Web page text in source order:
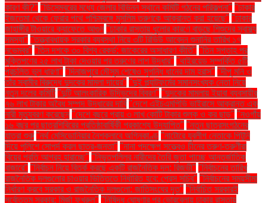
কারণ কী?" "ডিসেম্বরের মধ্যে জেলার বিভিন্ন স্থানে কমিটি গঠনের পরিকল্পনা" "ঢাকার
ইজতেমা থেকে ফেরার পথে পশ্চিমবঙ্গে মুসলিম তরুণকে আক্রান্ত করা হয়েছে" "ঢাকার
জাহাঙ্গীর টাওয়ারে ক্যাফেতে আগুন "ঢাকার রাস্তায় ধুলোর কারণে বাড়ছে শিশুদের স্বাস্থ্য
সমস্যা" "তত্ত্বাবধায়ক সরকার ব্যবস্থা নিয়ে ৩টি রিভিউ আবেদন শুনানির তারিখ ১৭
নভেম্বর" "তিন দশকে ৩০ বিশ্ব রেকর্ড: জাকেরের অসাধারণ কীর্তি" "তিন সপ্তাহ পর
মুক্তিপণের ২৫ লাখ টাকা দেওয়ার পর তরুণের লাশ উদ্ধার" "থাইরয়েড সম্পর্কিত ৫টি
প্রচলিত ভুল ধারণা" "দিনাজপুরে মৌসুম শেষেও সুগন্ধি ধানের দাম হ্রাস" "দীপু মনি ও
তাঁর স্বামীর বিরুদ্ধে দুদকের মামলা দায়ের" "দুই প্ল্যাটফর্মের সমানসংখ্যক নেতা নিয়ে
নতুন দলের কমিটি "দুটি আলংকারিক উদ্ভিদের বিবরণ" "দুদকের মামলায় ইয়াবা ব্যবসায়ীর
৭৬ লাখ টাকার অবৈধ সম্পদ উদ্ধারের দাবি "দেশে এইচএমপিভি ভাইরাসে আক্রান্ত এক
নারী মৃত্যুবরণ করেছেন "দেশে বছরে প্রায় ৩ লাখ কোটি টাকার শুল্ক ও কর ছাড়" "নওগাঁয়
১৬ বছর পর ছাত্রশিবিরের প্রতিষ্ঠাবার্ষিকী প্রকাশ্যে উদযাপিত" "নতুন ছাত্রসংগঠনের
যাত্রা শুরু "নর্থ মেসিডোনিয়ার নৈশক্লাবে অগ্নিকাণ্ড "নাটোরে যুবলীগ নেতাকে পিটুনি
দিয়ে পুলিশে সোপর্দ করল ছাত্র-জনতা" "নানা পদক্ষেপ সত্ত্বেও চীনের তরুণ-তরুণীরা
বিয়ের প্রতি আগ্রহ হারাচ্ছে" "নিভৃতপল্লির নারীদের তৈরি জুতা পাচ্ছে আন্তর্জাতিক
বাজারে" "নির্বাচন নিয়ে বিতর্ক করছে একটি রাজনৈতিক দল: রিজভী" "নির্বাচনের তারিখ
রাজনৈতিক দলগুলোর চাওয়ার ভিত্তিতে নির্ধারিত হবে: প্রেস সচিব" "নির্বাচনের সময়সীমা
নির্ধারণ করবে সরকার ও রাজনৈতিক দলগুলো: জাতিসংঘের দূত" "নির্বাচিত সরকারই
সর্বোত্তম সরকার: মির্জা ফখরুল" "নিষিদ্ধ ঘোষণার পর ভোরবেলায় ঢাকার রাস্তায়